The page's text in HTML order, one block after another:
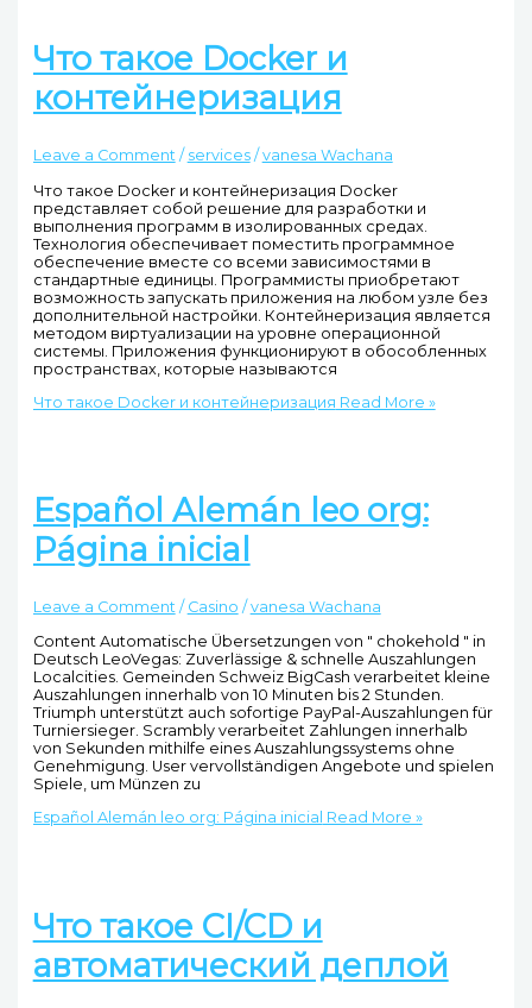
Что такое Docker и
контейнеризация
Leave a Comment / services/ vanesa Wachana
Что такое Docker и контейнеризация Docker
представляет собой решение для разработки и
выполнения программ в изолированных средах.
Технология обеспечивает поместить программное
обеспечение вместе со всеми зависимостями в
стандартные единицы. Программисты приобретают
возможность запускать приложения на любом узле без
дополнительной настройки. Контейнеризация является
методом виртуализации на уровне операционной
системы. Приложения функционируют в обособленных
пространствах, которые называются
Что такое Docker и контейнеризация Read More »
Español Alemán leo org:
Página inicial
Leave a Comment / Casino /vanesa Wachana
Content Automatische Übersetzungen von " chokehold " in
Deutsch LeoVegas: Zuverlässige & schnelle Auszahlungen
Localcities. Gemeinden Schweiz BigCash verarbeitet kleine
Auszahlungen innerhalb von 10 Minuten bis 2 Stunden.
Triumph unterstützt auch sofortige PayPal-Auszahlungen für
Turniersieger. Scrambly verarbeitet Zahlungen innerhalb
von Sekunden mithilfe eines Auszahlungssystems ohne
Genehmigung. User vervollständigen Angebote und spielen
Spiele, um Münzen zu
Español Alemán leo org: Página inicial Read More »
Что такое CI/CD и
автоматический деплой